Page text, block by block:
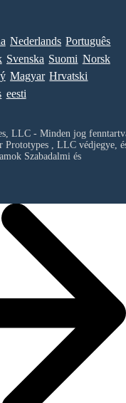
Nederlands Português
Svenska Suomi Norsk
Magyar Hrvatski
eesti
LLC - Minden jog
Prototypes , LLCvédjegye,
Szabadalmi és